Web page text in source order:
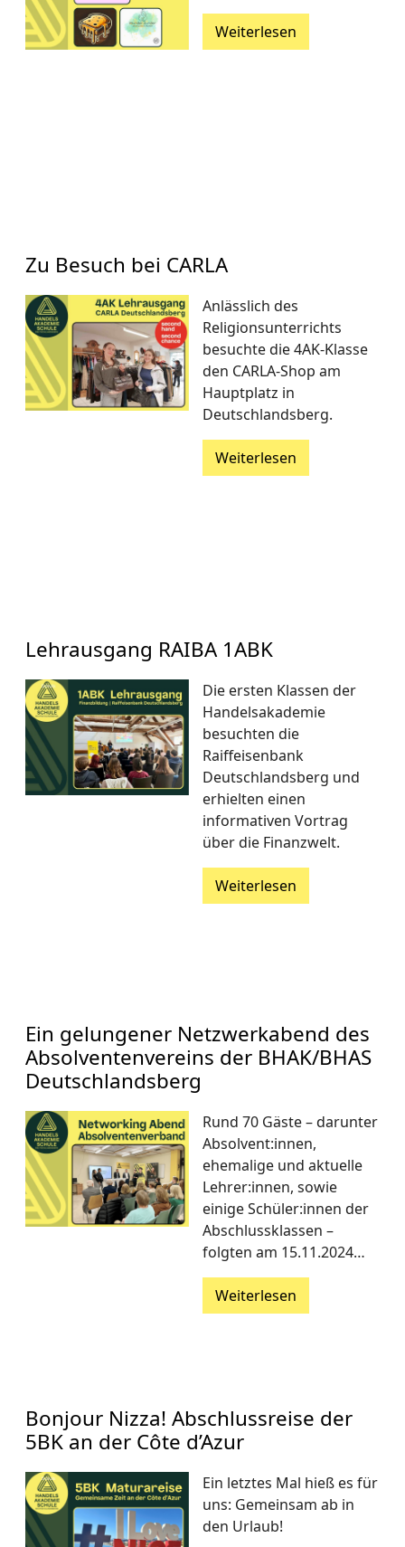
Weiterlesen
Zu Besuch bei CARLA
Anlässlich des
Religionsunterrichts
besuchte die 4AK-Klasse
den CARLA-Shop am
Hauptplatz in
Deutschlandsberg.
Weiterlesen
Lehrausgang RAIBA 1ABK
Die ersten Klassen der
Handelsakademie
besuchten die
Raiffeisenbank
Deutschlandsberg und
erhielten einen
informativen Vortrag
über die Finanzwelt.
Weiterlesen
Ein gelungener Netzwerkabend des
Absolventenvereins der BHAK/BHAS
Deutschlandsberg
Rund 70 Gäste – darunter
Absolvent:innen,
ehemalige und aktuelle
Lehrer:innen, sowie
einige Schüler:innen der
Abschlussklassen –
folgten am 15.11.2024…
Weiterlesen
Bonjour Nizza! Abschlussreise der
5BK an der Côte d’Azur
Ein letztes Mal hieß es für
uns: Gemeinsam ab in
den Urlaub!